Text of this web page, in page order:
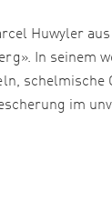
Huwyler
In seinem
schelmische
im